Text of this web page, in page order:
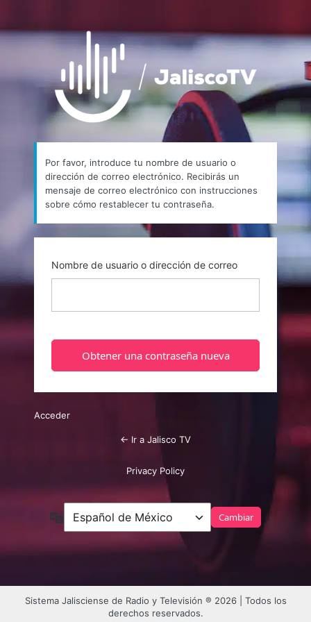
Contraseña
perdida
https://
Por favor, introduce tu nombre de usuario o
dirección de correo electrónico. Recibirás un
mensaje de correo electrónico con instrucciones
sobre cómo restablecer tu contraseña.
Nombre de usuario o dirección de correo
Acceder
← Ir a Jalisco TV
Privacy Policy
Idioma
Sistema Jalisciense de Radio y Televisión ® 2026 | Todos los
derechos reservados.